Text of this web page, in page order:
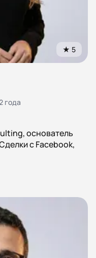
★ 5
года
основатель
с Facebook,